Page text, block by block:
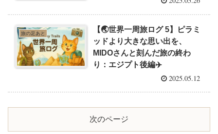
旅の足あと
【🌏世界一周旅ログ 5】ピラミ
ッドより大きな思い出を、
MIDOさんと刻んだ旅の終わ
り：エジプト後編✈️
2025.05.12
次のページ